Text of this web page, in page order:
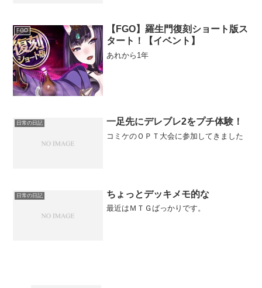
FGO
【FGO】羅生門復刻ショート版ス
タート！【イベント】
あれから1年
日常の日記 一足先にデレブレ2をプチ体験！
コミケのＯＰＴ大会に参加してきました
日常の日記 ちょっとデッキメモ的な
最近はＭＴＧばっかりです。